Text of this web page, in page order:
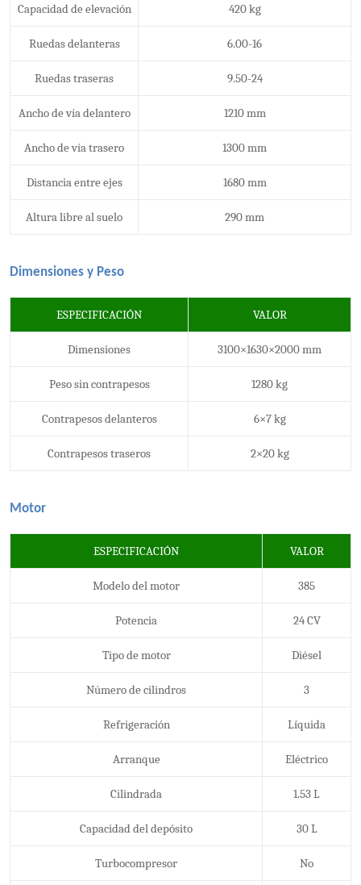
Capacidad de elevación 420 kg
Ruedas delanteras 6.00-16
Ruedas traseras 9.50-24
Ancho de vía delantero 1210 mm
Ancho de vía trasero 1300 mm
Distancia entre ejes 1680 mm
Altura libre al suelo 290 mm
Dimensiones y Peso
ESPECIFICACIÓN VALOR
Dimensiones 3100×1630×2000 mm
Peso sin contrapesos 1280 kg
Contrapesos delanteros 6×7 kg
Contrapesos traseros 2×20 kg
Motor
ESPECIFICACIÓN VALOR
Modelo del motor 385
Potencia 24 CV
Tipo de motor Diésel
Número de cilindros 3
Refrigeración Líquida
Arranque Eléctrico
Cilindrada 1.53 L
Capacidad del depósito 30 L
Turbocompresor No